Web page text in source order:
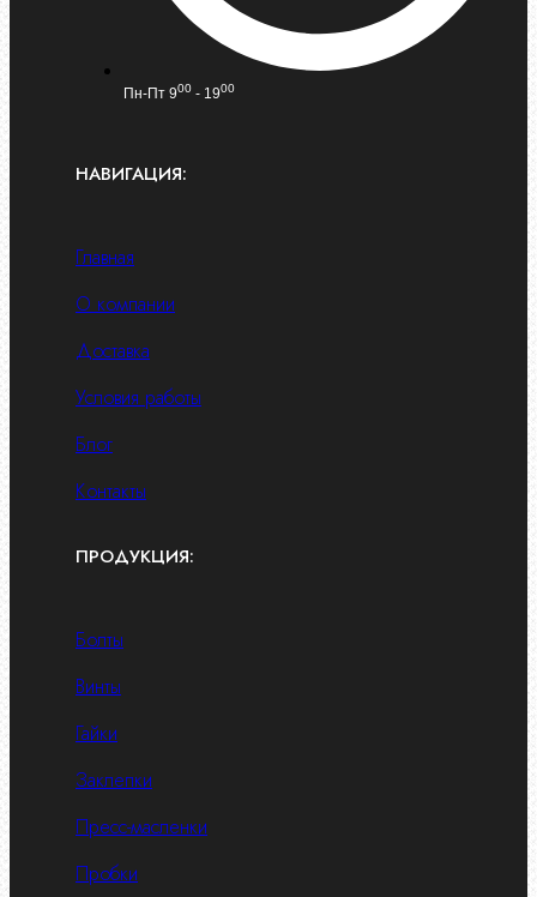
Пн-Пт 900 - 1900
НАВИГАЦИЯ:
Главная
О компании
Доставка
Условия работы
Блог
Контакты
ПРОДУКЦИЯ:
Болты
Винты
Гайки
Заклепки
Пресс-масленки
Пробки